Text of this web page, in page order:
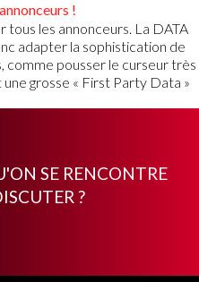
!
les annonceurs. La DATA
adapter la sophistication de
comme pousser le curseur très
grosse « First Party Data »
SE RENCONTRE
?